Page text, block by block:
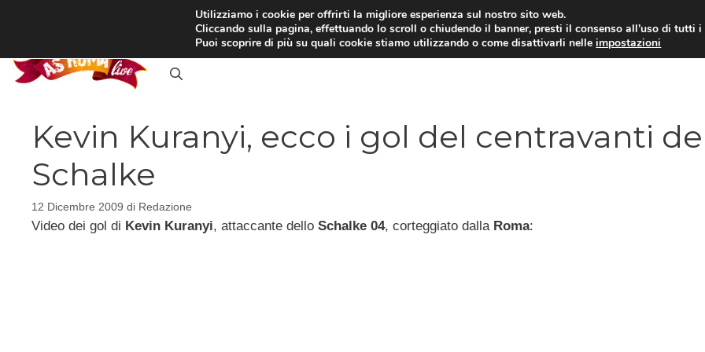
RASSEGNA STAMPA INTERVISTE CALCIOMERCATO CAMPIONATO
Kevin Kuranyi, ecco i gol del centravanti
Schalke
12 Dicembre 2009 di Redazione
Video dei gol di Kevin Kuranyi, attaccante dello Schalke 04, corteggiato dalla Roma:
Utilizziamo i cookie per offrirti la migliore esperienza sul nostro sito web.
Cliccando sulla pagina, effettuando lo scroll o chiudendo il banner, presti il consenso all’uso di tutti i
Puoi scoprire di più su quali cookie stiamo utilizzando o come disattivarli nelleimpostazioni